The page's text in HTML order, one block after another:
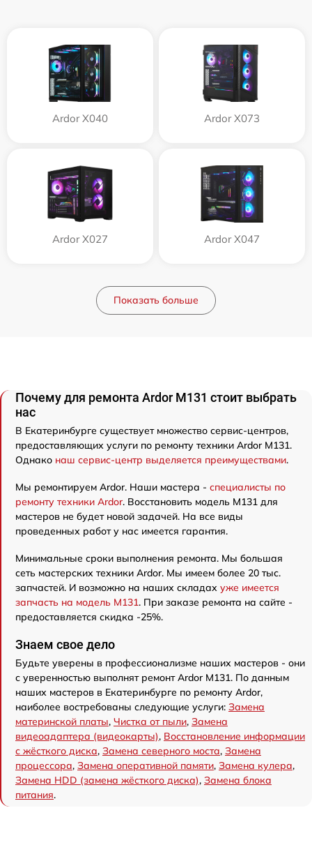
Ardor X040 Ardor X073
Ardor X027 Ardor X047
Показать больше
Почему для ремонта Ardor M131 стоит выбрать
нас
В Екатеринбурге существует множество сервис-центров,
предоставляющих услуги по ремонту техники Ardor M131.
Однако наш сервис-центр выделяется преимуществами.
Мы ремонтируем Ardor. Наши мастера - специалисты по
ремонту техники Ardor. Восстановить модель M131 для
мастеров не будет новой задачей. На все виды
проведенных работ у нас имеется гарантия.
Минимальные сроки выполнения ремонта. Мы большая
сеть мастерских техники Ardor. Мы имеем более 20 тыс.
запчастей. И возможно на наших складах уже имеется
запчасть на модель M131. При заказе ремонта на сайте -
предоставляется скидка -25%.
Знаем свое дело
Будьте уверены в профессионализме наших мастеров - они
с уверенностью выполнят ремонт Ardor M131. По данным
наших мастеров в Екатеринбурге по ремонту Ardor,
наиболее востребованы следующие услуги: Замена
материнской платы, Чистка от пыли, Замена
видеоадаптера (видеокарты), Восстановление информации
с жёсткого диска, Замена северного моста, Замена
процессора, Замена оперативной памяти, Замена кулера,
Замена HDD (замена жёсткого диска), Замена блока
питания.